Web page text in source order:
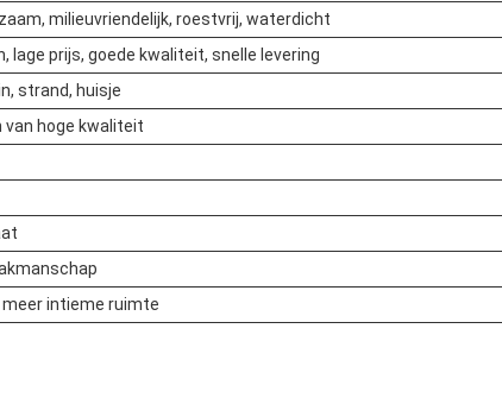
milieuvriendelijk, roestvrij, waterdicht
lage prijs, goede kwaliteit, snelle levering
strand, huisje
hoge kwaliteit
intieme ruimte